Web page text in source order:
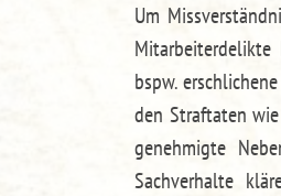
Um
bspw.
den Straftaten
genehmigte
Sachverhalte